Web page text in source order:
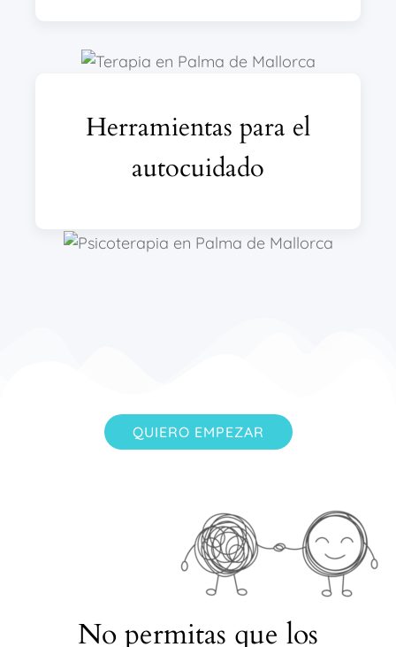
Herramientas para el
autocuidado
QUIERO EMPEZAR
No permitas que los